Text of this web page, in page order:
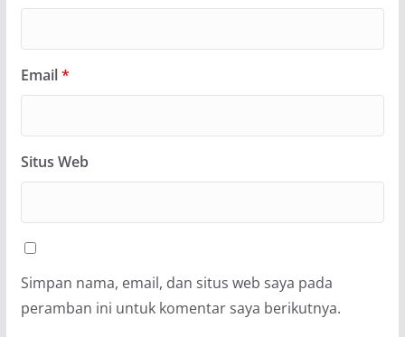
Email*
Situs Web
Simpan nama, email, dan situs web saya pada
peramban ini untuk komentar saya berikutnya.